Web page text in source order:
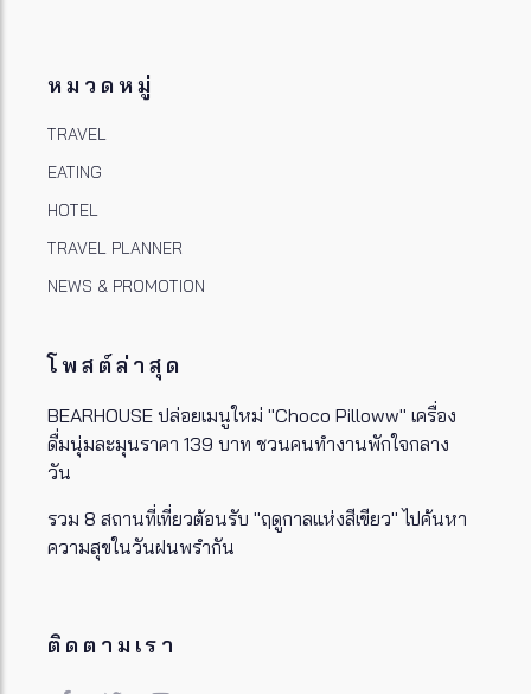
หมวดหมู่
TRAVEL
EATING
HOTEL
TRAVEL PLANNER
NEWS & PROMOTION
โพสต์ล่าสุด
BEARHOUSE ปล่อยเมนูใหม่ "Choco Pilloww" เครื่อง
ดื่มนุ่มละมุนราคา 139 บาท ชวนคนทำงานพักใจกลาง
วัน
รวม 8 สถานที่เที่ยวต้อนรับ "ฤดูกาลแห่งสีเขียว" ไปค้นหา
ความสุขในวันฝนพรำกัน
ติดตามเรา